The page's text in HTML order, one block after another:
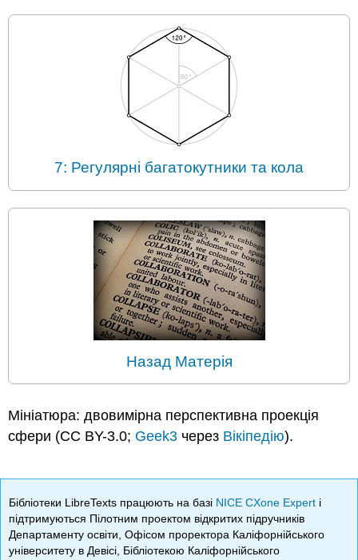
7: Регулярні багатокутники та кола
Назад Матерія
Мініатюра: двовимірна перспективна проекція
сфери (CC BY-3.0; Geek3 через Вікіпедію).
Бібліотеки LibreTexts працюють на базі NICE CXone Expert і
підтримуються Пілотним проектом відкритих підручників
Департаменту освіти, Офісом проректора Каліфорнійського
університету в Девісі, Бібліотекою Каліфорнійського